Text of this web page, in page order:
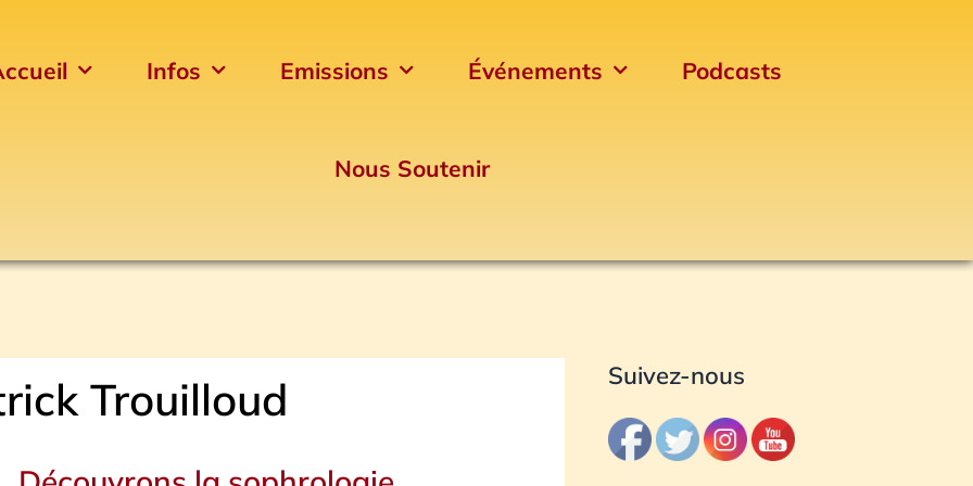
Infos Emissions Événements Podcasts
Nous Soutenir
Trouilloud Suivez-nous
Archives